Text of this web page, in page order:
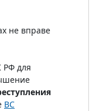
не вправе
РФ для
ВС